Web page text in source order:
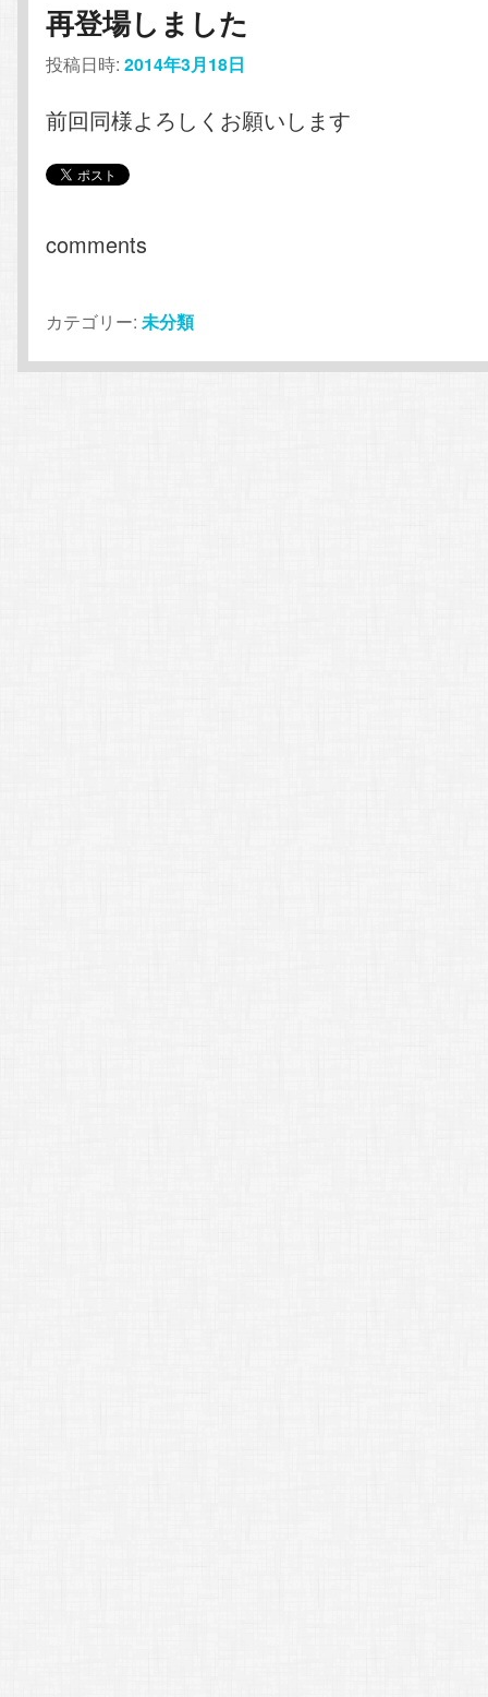
再登場しました
投稿日時:2014年3月18日
前回同様よろしくお願いします
comments
カテゴリー: 未分類